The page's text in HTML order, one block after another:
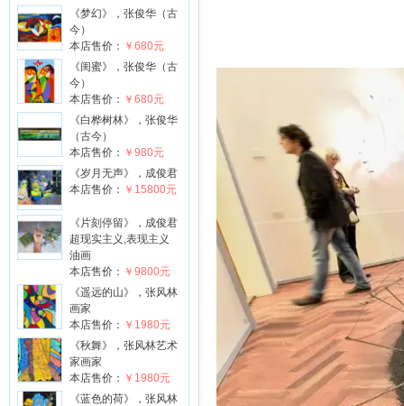
《梦幻》，张俊华（古
今）
本店售价： ￥680元
《闺蜜》，张俊华（古
今）
本店售价： ￥680元
《白桦树林》，张俊华
（古今）
本店售价： ￥980元
《岁月无声》，成俊君
本店售价： ￥15800元
《片刻停留》，成俊君
超现实主义,表现主义
油画
本店售价： ￥9800元
《遥远的山》，张风林
画家
本店售价： ￥1980元
《秋舞》，张风林艺术
家画家
本店售价： ￥1980元
《蓝色的荷》，张风林